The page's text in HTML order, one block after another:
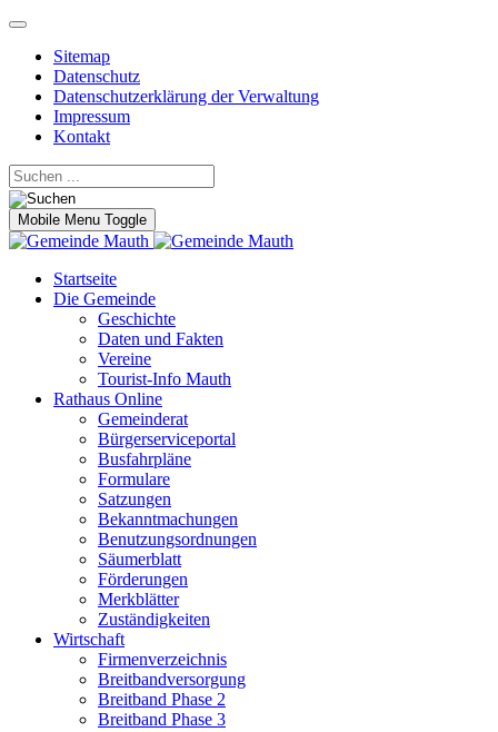
Sitemap
Datenschutz
Datenschutzerklärung der Verwaltung
Impressum
Kontakt
Mobile Menu Toggle
Startseite
Die Gemeinde
Geschichte
Daten und Fakten
Vereine
Tourist-Info Mauth
Rathaus Online
Gemeinderat
Bürgerserviceportal
Busfahrpläne
Formulare
Satzungen
Bekanntmachungen
Benutzungsordnungen
Säumerblatt
Förderungen
Merkblätter
Zuständigkeiten
Wirtschaft
Firmenverzeichnis
Breitbandversorgung
Breitband Phase 2
Breitband Phase 3